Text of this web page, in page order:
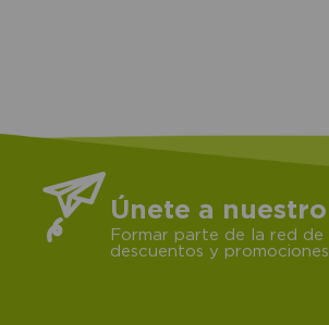
Únete a nuestro
Formar parte de la red de
descuentos y